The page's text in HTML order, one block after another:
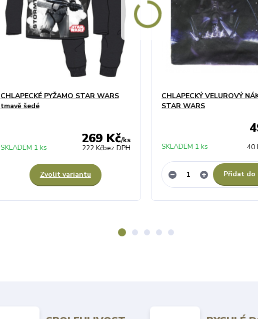
CHLAPECKÉ PYŽAMO STAR WARS
tmavě šedé
269 Kč/ks
222 Kčbez DPH
SKLADEM 1 ks
Zvolit variantu
CHLAPECKÝ VELUROVÝ
STAR WARS
40
SKLADEM 1 ks
Přidat do